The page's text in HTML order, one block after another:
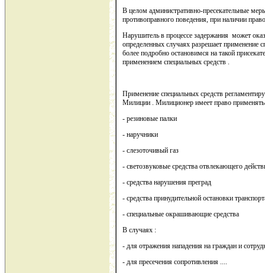
В целом административно-пресекательные
противоправного поведения, при наличии
Нарушитель в процессе задержания может
определенных случаях разрешает
более подробно остановимся на такой
применением специальных средств .
Применение специальных средств
Милиции . Милиционер имеет право применять
- резиновые палки
- наручники
- слезоточивый газ
- светозвуковые средства отвлекающего
- средства нарушения преград
- средства принудительной остановки
- специальные окрашивающие средства
В случаях :
- для отражения нападения на граждан и
- для пресечения сопротивления ....